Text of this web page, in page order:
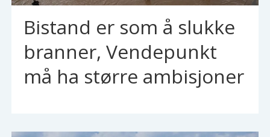
Bistand er som å slukke
branner, Vendepunkt
må ha større ambisjoner